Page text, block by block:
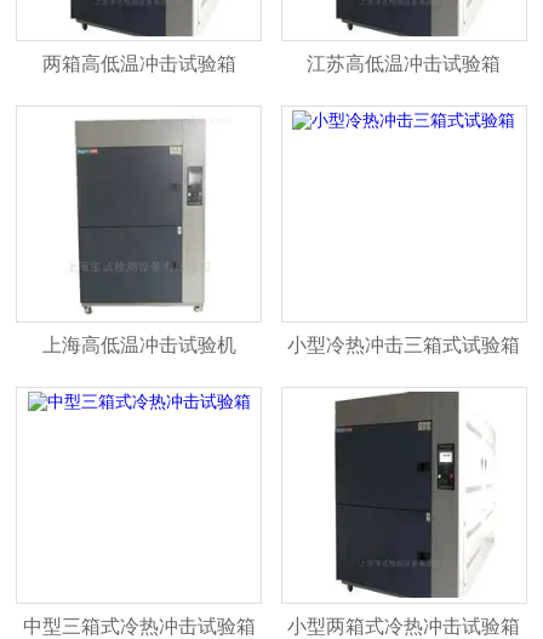
两箱高低温冲击试验箱 江苏高低温冲击试验箱
上海高低温冲击试验机 小型冷热冲击三箱式试验箱
中型三箱式冷热冲击试验箱 小型两箱式冷热冲击试验箱